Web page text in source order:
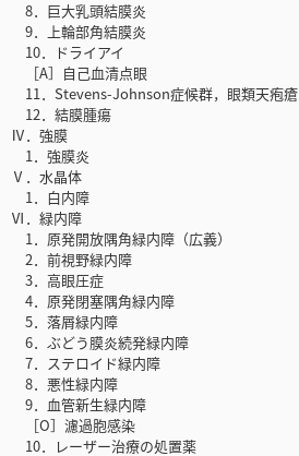
8．巨大乳頭結膜炎
9．上輪部角結膜炎
10．ドライアイ
［A］自己血清点眼
11．Stevens-Johnson症候群，眼類天疱瘡
12．結膜腫瘍
Ⅳ．強膜
1．強膜炎
Ⅴ．水晶体
1．白内障
Ⅵ．緑内障
1．原発開放隅角緑内障（広義）
2．前視野緑内障
3．高眼圧症
4．原発閉塞隅角緑内障
5．落屑緑内障
6．ぶどう膜炎続発緑内障
7．ステロイド緑内障
8．悪性緑内障
9．血管新生緑内障
［O］濾過胞感染
10．レーザー治療の処置薬